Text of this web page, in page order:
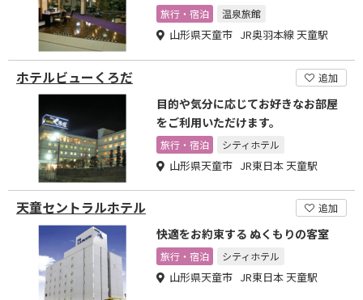
さい。
旅行・宿泊 温泉旅館
山形県天童市 JR奥羽本線 天童駅
ホテルビューくろだ 追加
目的や気分に応じてお好きなお部屋
をご利用いただけます。
旅行・宿泊 シティホテル
山形県天童市 JR東日本 天童駅
天童セントラルホテル 追加
快適をお約束する ぬくもりの客室
旅行・宿泊 シティホテル
山形県天童市 JR東日本 天童駅